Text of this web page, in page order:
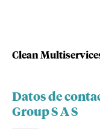
Clean
Datos de
Group S A S